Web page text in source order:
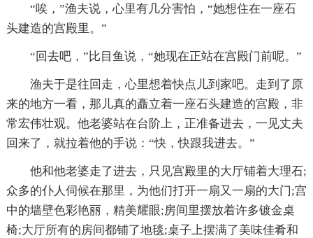
“唉，”渔夫说，心里有几分害怕，“她想住在一座石
头建造的宫殿里。”
“回去吧，”比目鱼说，“她现在正站在宫殿门前呢。”
渔夫于是往回走，心里想着快点儿到家吧。走到了原
来的地方一看，那儿真的矗立着一座石头建造的宫殿，非
常宏伟壮观。他老婆站在台阶上，正准备进去，一见丈夫
回来了，就拉着他的手说：“快，快跟我进去。”
他和他老婆走了进去，只见宫殿里的大厅铺着大理石;
众多的仆人伺候在那里，为他们打开一扇又一扇的大门;宫
中的墙壁色彩艳丽，精美耀眼;房间里摆放着许多镀金桌
椅;大厅所有的房间都铺了地毯;桌子上摆满了美味佳肴和